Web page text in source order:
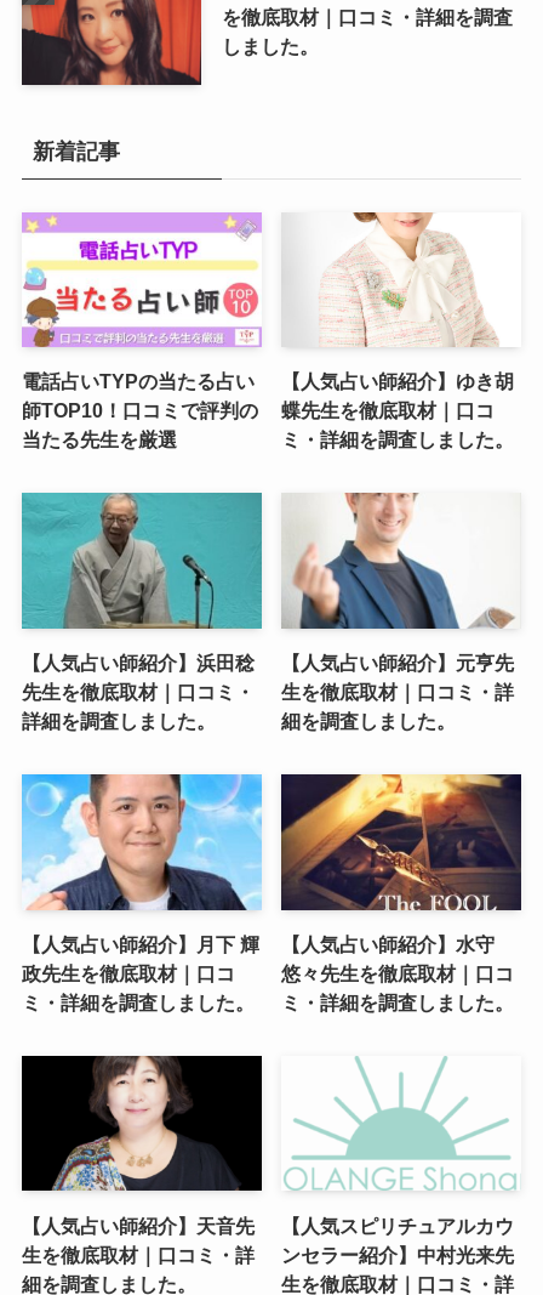
を徹底取材｜口コミ・詳細を調査
しました。
新着記事
電話占いTYPの当たる占い
師TOP10！口コミで評判の
当たる先生を厳選
【人気占い師紹介】ゆき胡
蝶先生を徹底取材｜口コ
ミ・詳細を調査しました。
【人気占い師紹介】浜田稔
先生を徹底取材｜口コミ・
詳細を調査しました。
【人気占い師紹介】元亨先
生を徹底取材｜口コミ・詳
細を調査しました。
【人気占い師紹介】月下 輝
政先生を徹底取材｜口コ
ミ・詳細を調査しました。
【人気占い師紹介】水守
悠々先生を徹底取材｜口コ
ミ・詳細を調査しました。
【人気占い師紹介】天音先
生を徹底取材｜口コミ・詳
細を調査しました。
【人気スピリチュアルカウ
ンセラー紹介】中村光来先
生を徹底取材｜口コミ・詳